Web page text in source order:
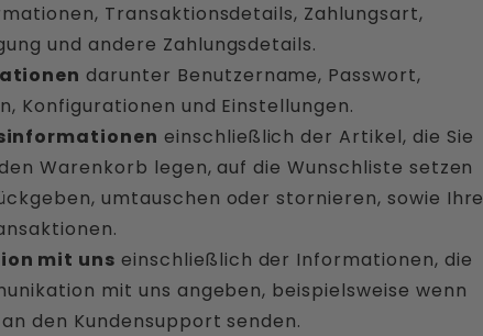
Transaktionsdetails, Zahlungsart,
und andere Zahlungsdetails.
darunter Benutzername, Passwort,
Konfigurationen und Einstellungen.
einschließlich der Artikel, die Sie
Warenkorb legen, auf die Wunschliste setzen
umtauschen oder stornieren, sowie Ihre
mit uns einschließlich der Informationen, die
mit uns angeben, beispielsweise wenn
den Kundensupport senden.